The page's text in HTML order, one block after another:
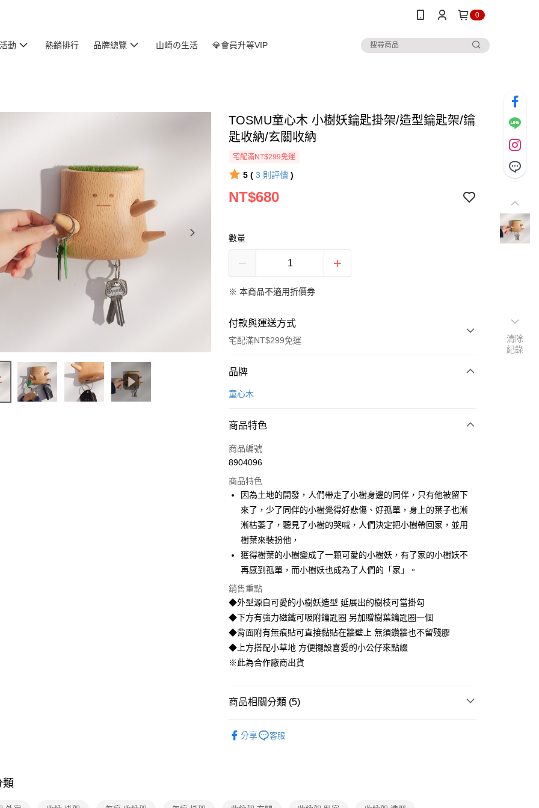
0
動 熱銷排行 品牌總覽 山崎の生活 💎會員升等VIP
TOSMU童心木 小樹妖鑰匙掛架/造型鑰匙架/鑰
匙收納/玄關收納
宅配滿NT$299免運
5 ( 3 則評價 )
NT$680
數量
※ 本商品不適用折價券
付款與運送方式
宅配滿NT$299免運
付款方式
信用卡一次付款
悠遊付
Google Pay
全盈+PAY
大哥付你分期
相關說明
【大哥付你分期使用說明】
2.付款方式選擇「大哥付你分期」，訂單成立後會自動跳轉到大哥付的交易
流程，驗證手機門號後，選擇欲分期的期數、繳款截止日，確認付款後即
3.實際核准額度、可分期數及費用金額請依後續交易確認頁面所載為準。
4.訂單成立30分鐘內，如未前往確認交易或遇審核未通過，訂單將自動取
消。如遇「轉專審核」未通過狀況，表示未達大哥付你分期系統評分，恕
無法說明評估內容。
【繳款方式說明】
1.分期款項不併入電信帳單，「大哥付你分期」於每月結算日後寄送繳費提
用戶於交易時，得透過本服務購買商品或服務，並由商店將買賣／分期付
ATM付款
運送方式
宅配【父親節大回饋】限時$299免運
每筆NT$150，滿NT$299(含以上)免運費
品牌
童心木
商品特色
商品編號
8904096
商品特色
因為土地的開發，人們帶走了小樹身邊的同伴，只有他被留下
來了，少了同伴的小樹覺得好悲傷、好孤單，身上的葉子也漸
漸枯萎了，聽見了小樹的哭喊，人們決定把小樹帶回家，並用
樹葉來裝扮他，
獲得樹葉的小樹變成了一顆可愛的小樹妖，有了家的小樹妖不
再感到孤單，而小樹妖也成為了人們的「家」。
銷售重點
◆外型源自可愛的小樹妖造型 延展出的樹枝可當掛勾
◆下方有強力磁鐵可吸附鑰匙圈 另加贈樹葉鑰匙圈一個
◆背面附有無痕貼可直接黏貼在牆壁上 無須鑽牆也不留殘膠
◆上方搭配小草地 方便擺設喜愛的小公仔來點綴
※此為合作廠商出貨
商品相關分類 (5)
【本月主打】 ▶外宿/開學必備｜大人氣好物推薦
分享 客服
類
清除
紀錄